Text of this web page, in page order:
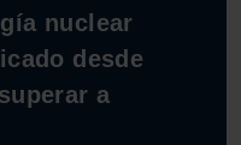
nuclear
desde
a